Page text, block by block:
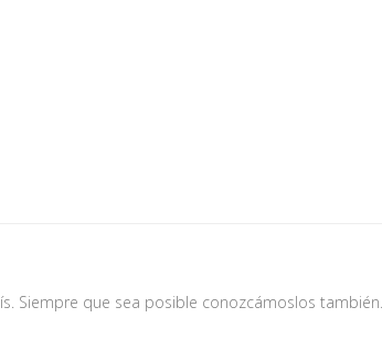
Siempre que sea posible conozcámoslos